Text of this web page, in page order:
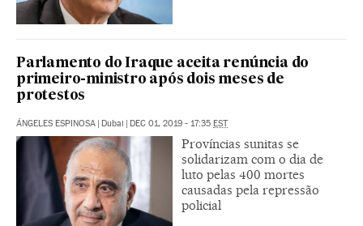
Parlamento do Iraque aceita renúncia do
primeiro-ministro após dois meses de
protestos
ÁNGELES ESPINOSA | Dubai | DEC 01, 2019 - 17:35 EST
Províncias sunitas se
solidarizam com o dia de
luto pelas 400 mortes
causadas pela repressão
policial